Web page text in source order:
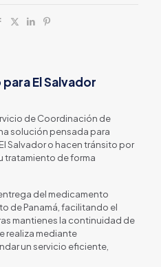
El Salvador
de Coordinación de
solución pensada para
Salvador o hacen tránsito por
tratamiento de forma
del medicamento
de Panamá, facilitando el
mantienes la continuidad de
realiza mediante
un servicio eficiente,